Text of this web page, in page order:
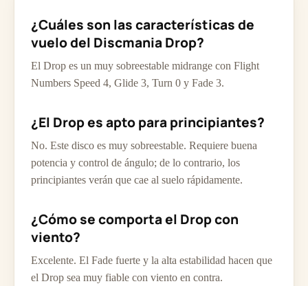
¿Cuáles son las características de
vuelo del Discmania Drop?
El Drop es un muy sobreestable midrange con Flight
Numbers Speed 4, Glide 3, Turn 0 y Fade 3.
¿El Drop es apto para principiantes?
No. Este disco es muy sobreestable. Requiere buena
potencia y control de ángulo; de lo contrario, los
principiantes verán que cae al suelo rápidamente.
¿Cómo se comporta el Drop con
viento?
Excelente. El Fade fuerte y la alta estabilidad hacen que
el Drop sea muy fiable con viento en contra.